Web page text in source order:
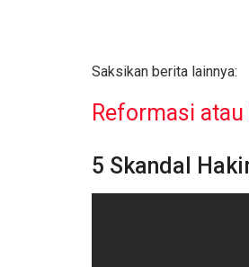
Saksikan berita lainnya:
Reformasi
5 Skandal